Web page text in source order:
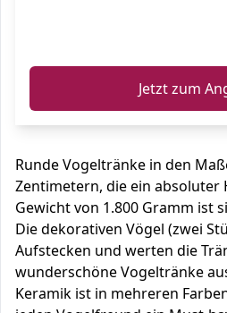
Jetzt zum
Runde Vogeltränke in den
Zentimetern, die ein
Gewicht von 1.800 Gramm ist
Die dekorativen Vögel (zwei
Aufstecken und werten die
wunderschöne Vogeltränke
Keramik ist in mehreren